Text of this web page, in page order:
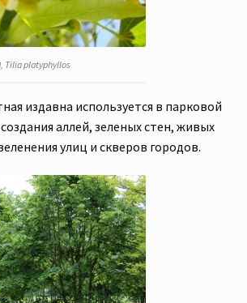
platyphyllos
издавна используется в парковой
аллей, зеленых стен, живых
улиц и скверов городов.